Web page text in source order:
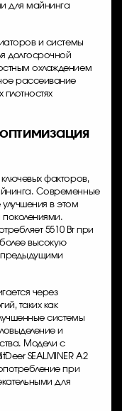
для майнинга
и системы
долгосрочной
охлаждением
рассеивание
факторов,
Современные
в этом
5510 Вт при
высокую
предыдущими
через
таких как
системы
и
Модели с
SEALMINER A2
при
для